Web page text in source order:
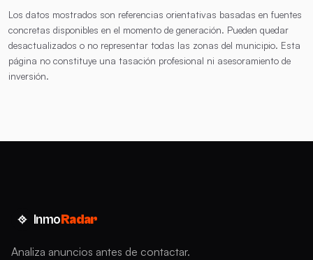
Los datos mostrados son referencias orientativas basadas en fuentes
concretas disponibles en el momento de generación. Pueden quedar
desactualizados o no representar todas las zonas del municipio. Esta
página no constituye una tasación profesional ni asesoramiento de
inversión.
InmoRadar
Analiza anuncios antes de contactar.